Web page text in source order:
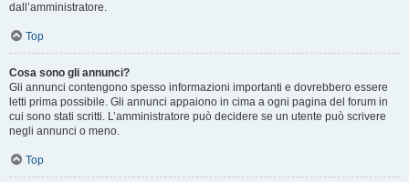
dall’amministratore.
Top
Cosa sono gli annunci?
Gli annunci contengono spesso informazioni importanti e dovrebbero essere
letti prima possibile. Gli annunci appaiono in cima a ogni pagina del forum in
cui sono stati scritti. L’amministratore può decidere se un utente può scrivere
negli annunci o meno.
Top